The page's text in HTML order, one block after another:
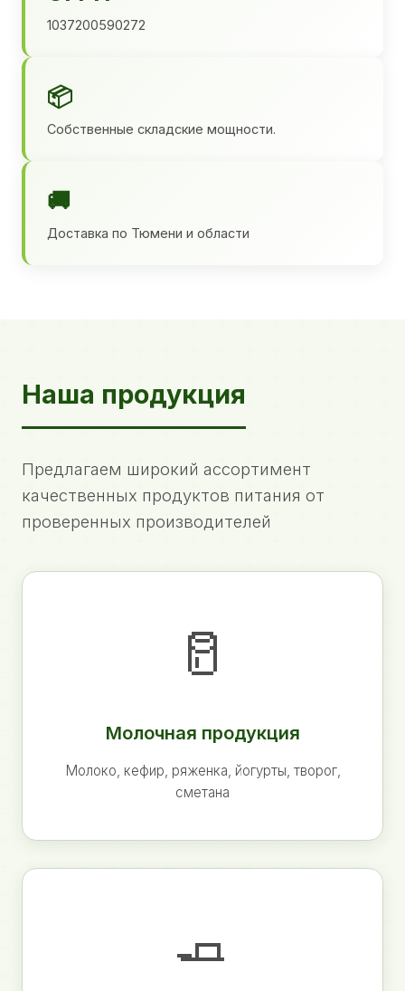
1037200590272
📦
Собственные складские мощности.
🚚
Доставка по Тюмени и области
Наша продукция
Предлагаем широкий ассортимент
качественных продуктов питания от
проверенных производителей
🥛
Молочная продукция
Молоко, кефир, ряженка, йогурты, творог,
сметана
🧈